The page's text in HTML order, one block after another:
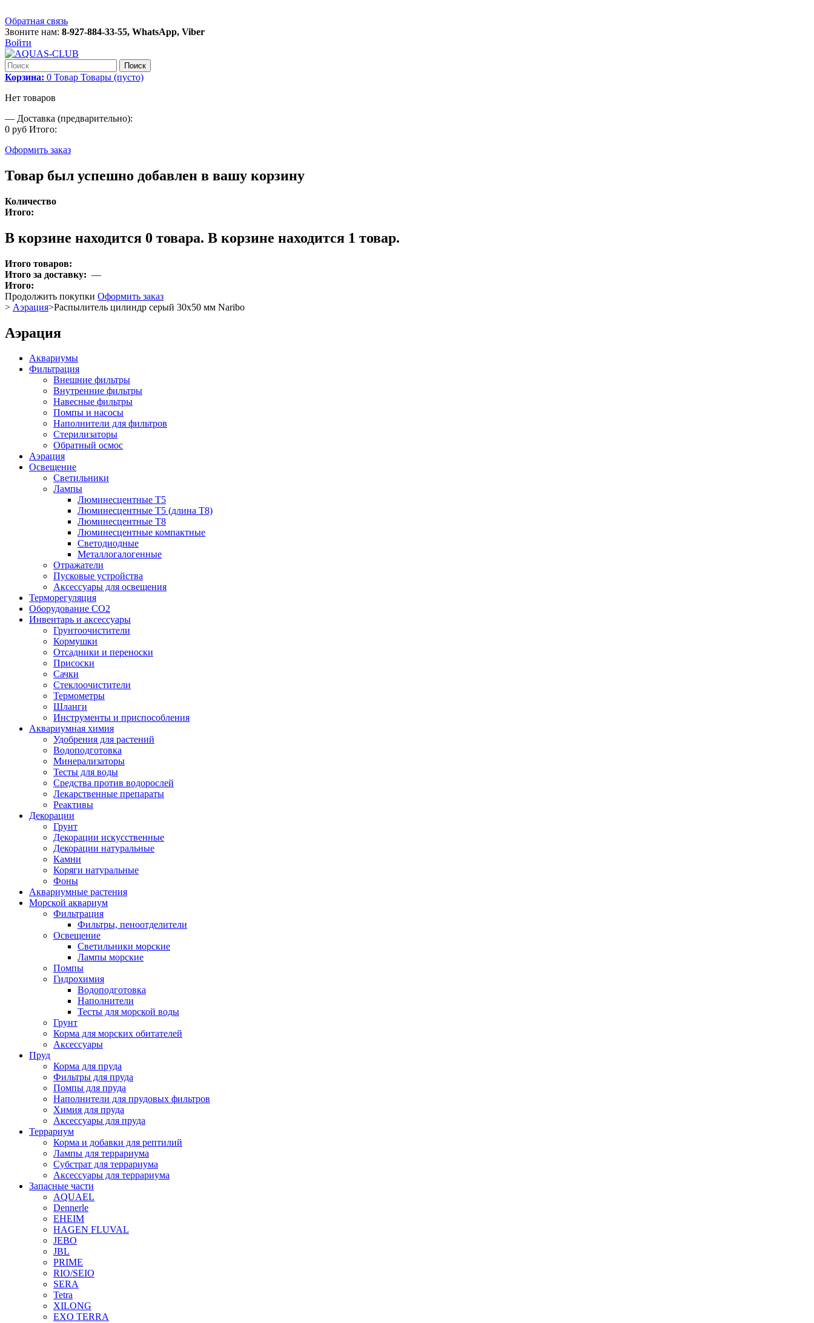
Обратная связь
Звоните нам: 8-927-884-33-55, WhatsApp, Viber
Войти
Поиск
Корзина: 0 Товар Товары (пусто)
Нет товаров
— Доставка (предварительно):
0 руб Итого:
Оформить заказ
Товар был успешно добавлен в вашу корзину
Количество
Итого:
В корзине находится 0 товара. В корзине находится 1 товар.
Итого товаров:
Итого за доставку: —
Итого:
Продолжить покупки Оформить заказ
> Аэрация>Распылитель цилиндр серый 30x50 мм Naribo
Аэрация
Аквариумы
Фильтрация
Внешние фильтры
Внутренние фильтры
Навесные фильтры
Помпы и насосы
Наполнители для фильтров
Стерилизаторы
Обратный осмос
Аэрация
Освещение
Светильники
Лампы
Люминесцентные T5
Люминесцентные T5 (длина T8)
Люминесцентные T8
Люминесцентные компактные
Светодиодные
Металлогалогенные
Отражатели
Пусковые устройства
Аксессуары для освещения
Терморегуляция
Оборудование CO2
Инвентарь и аксессуары
Грунтоочистители
Кормушки
Отсадники и переноски
Присоски
Сачки
Стеклоочистители
Термометры
Шланги
Инструменты и приспособления
Аквариумная химия
Удобрения для растений
Водоподготовка
Минерализаторы
Тесты для воды
Средства против водорослей
Лекарственные препараты
Реактивы
Декорации
Грунт
Декорации искусственные
Декорации натуральные
Камни
Коряги натуральные
Фоны
Аквариумные растения
Морской аквариум
Фильтрация
Фильтры, пеноотделители
Освещение
Светильники морские
Лампы морские
Помпы
Гидрохимия
Водоподготовка
Наполнители
Тесты для морской воды
Грунт
Корма для морских обитателей
Аксессуары
Пруд
Корма для пруда
Фильтры для пруда
Помпы для пруда
Наполнители для прудовых фильтров
Химия для пруда
Аксессуары для пруда
Террариум
Корма и добавки для рептилий
Лампы для террариума
Субстрат для террариума
Аксессуары для террариума
Запасные части
AQUAEL
Dennerle
EHEIM
HAGEN FLUVAL
JEBO
JBL
PRIME
RIO/SEIO
SERA
Tetra
XILONG
EXO TERRA